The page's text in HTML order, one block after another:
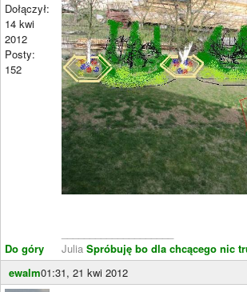
Dołączył:
14 kwi
2012
Posty:
152
Do góry
Julia Spróbuję bo dla chcącego nic
ewalm01:31, 21 kwi 2012